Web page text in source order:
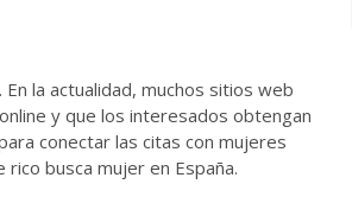
la actualidad, muchos sitios web
y que los interesados obtengan
conectar las citas con mujeres
busca mujer en España.